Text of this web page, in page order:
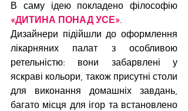
«ДИТИНА ПОНАД УСЕ».
Дизайнери підійшли до оформлення
лікарняних палат з особливою
ретельністю: вони забарвлені у
яскраві кольори, також присутні столи
для виконання домашніх завдань,
багато місця для ігор та встановлено